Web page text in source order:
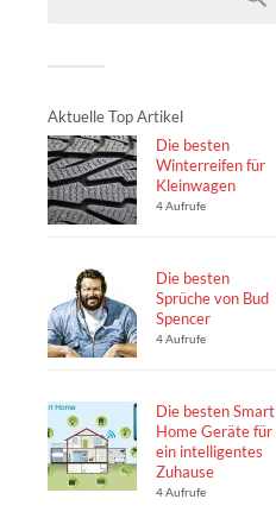
Aktuelle Top Artikel
Die besten
Winterreifen für
Kleinwagen
4 Aufrufe
Die besten
Sprüche von Bud
Spencer
4 Aufrufe
Die besten Smart
Home Geräte für
ein intelligentes
Zuhause
4 Aufrufe